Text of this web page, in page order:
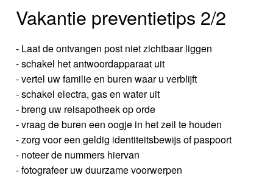
Vakantie preventietips 2/2
- Laat de ontvangen post niet zichtbaar liggen
- schakel het antwoordapparaat uit
- vertel uw familie en buren waar u verblijft
- schakel electra, gas en water uit
- breng uw reisapotheek op orde
- vraag de buren een oogje in het zeil te houden
- zorg voor een geldig identiteitsbewijs of paspoort
- noteer de nummers hiervan
- fotografeer uw duurzame voorwerpen